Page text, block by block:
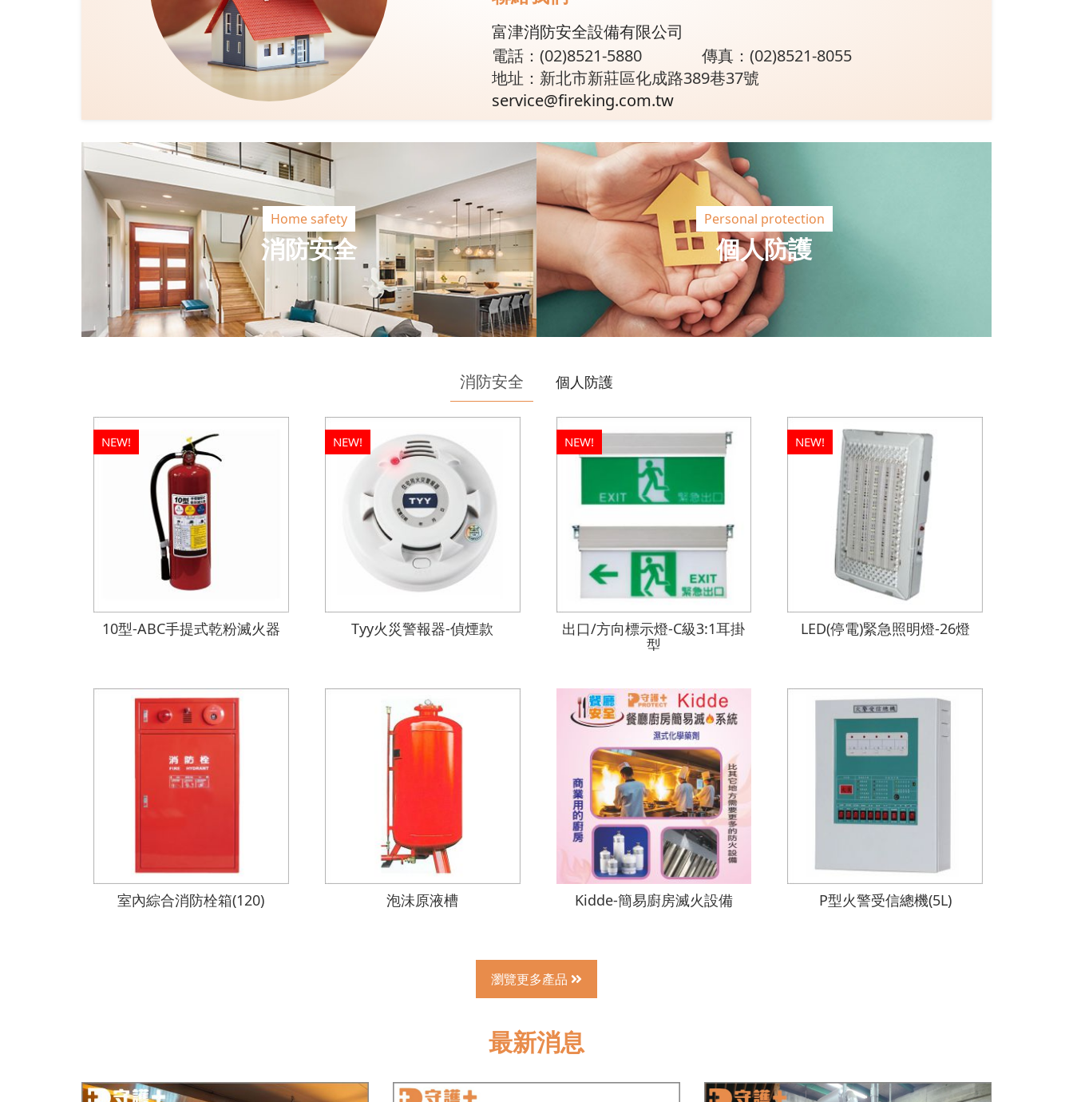
富津消防安全設備有限公司
電話：(02)8521-5880
傳真：(02)8521-8055
地址：新北市新莊區化成路389巷37號
service@fireking.com.tw
Home safety
消防安全
Personal protection
個人防護
消防安全 個人防護
10型-ABC手提式乾粉滅火器
NEW!
Tyy火災警報器-偵煙款
NEW!
出口/方向標示燈-C級3:1耳掛
型
NEW!
LED(停電)緊急照明燈-26燈
NEW!
室內綜合消防栓箱(120) 泡沬原液槽 Kidde-簡易廚房滅火設備 P型火警受信總機(5L)
瀏覽更多產品
最新消息